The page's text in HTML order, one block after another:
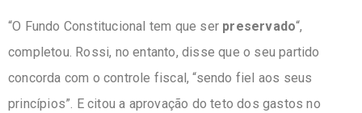
“O Fundo Constitucional tem que ser preservado“,
completou. Rossi, no entanto, disse que o seu partido
concorda com o controle fiscal, “sendo fiel aos seus
princípios”. E citou a aprovação do teto dos gastos no